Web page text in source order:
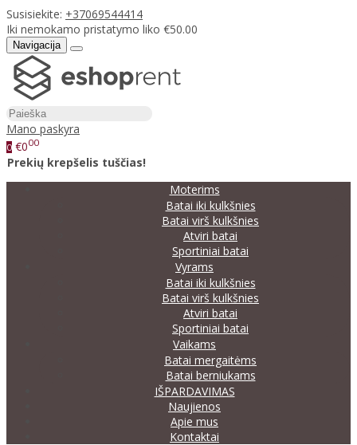
Susisiekite: +37069544414
Iki nemokamo pristatymo liko €50.00
Navigacija
Mano paskyra
0 €000
Prekių krepšelis tuščias!
Moterims
Batai iki kulkšnies
Batai virš kulkšnies
Atviri batai
Sportiniai batai
Vyrams
Batai iki kulkšnies
Batai virš kulkšnies
Atviri batai
Sportiniai batai
Vaikams
Batai mergaitėms
Batai berniukams
IŠPARDAVIMAS
Naujienos
Apie mus
Kontaktai